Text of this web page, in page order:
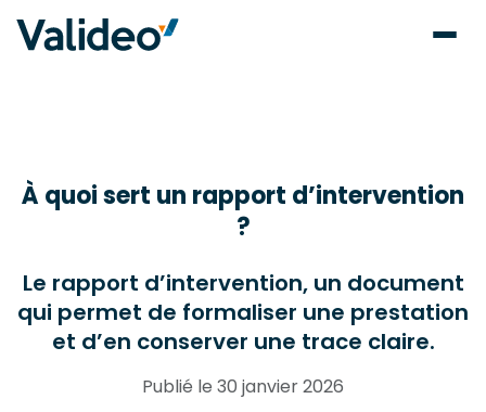
À quoi sert un rapport d’intervention
?
Le rapport d’intervention, un document
qui permet de formaliser une prestation
et d’en conserver une trace claire.
Publié le 30 janvier 2026